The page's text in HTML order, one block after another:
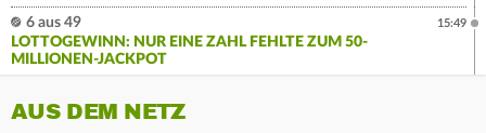
6 aus 49
LOTTOGEWINN: NUR EINE ZAHL FEHLTE ZUM 50-
MILLIONEN-JACKPOT
15:49
AUS DEM NETZ